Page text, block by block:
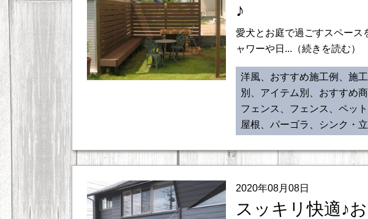
♪
愛犬とお庭で過ごすスペース
ャワーや日...（続きを読む）
洋風、おすすめ施工例、施
別、アイテム別、おすすめ
フェンス、フェンス、ペッ
屋根、パーゴラ、シンク・
2020年08月08日
スッキリ快適♪